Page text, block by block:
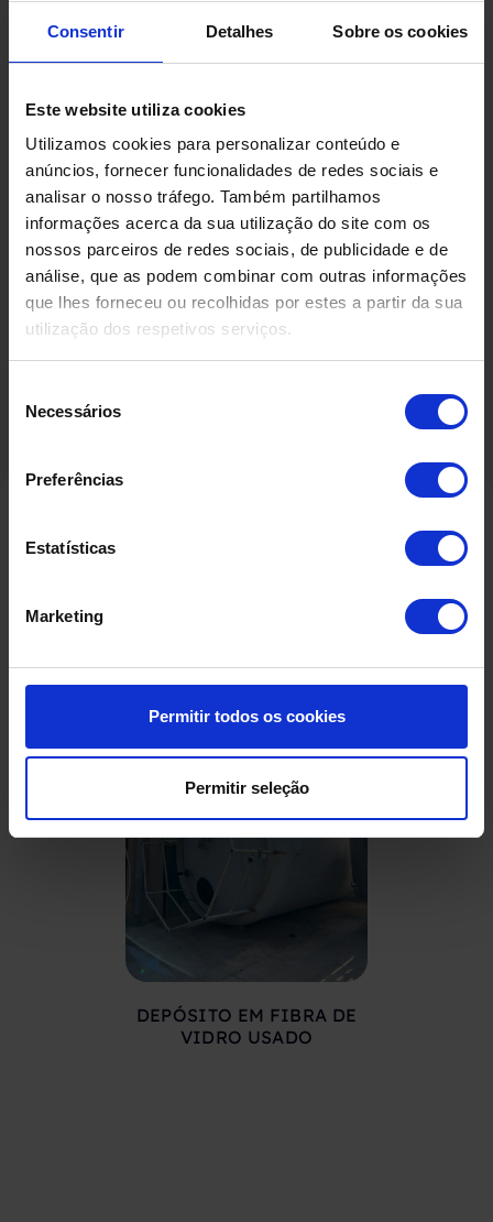
Consentir Detalhes Sobre os cookies
Este website utiliza cookies
Utilizamos cookies para personalizar conteúdo e
anúncios, fornecer funcionalidades de redes sociais e
analisar o nosso tráfego. Também partilhamos
informações acerca da sua utilização do site com os
nossos parceiros de redes sociais, de publicidade e de
análise, que as podem combinar com outras informações
que lhes forneceu ou recolhidas por estes a partir da sua
utilização dos respetivos serviços.
Necessários
Preferências
Estatísticas
Marketing
Permitir todos os cookies
Permitir seleção
Sem documentação
No estado
Solicite aqui o seu orçamento
Descarregue a ficha técnica
Produtos Relacionados
DEPÓSITO EM FIBRA DE
VIDRO USADO